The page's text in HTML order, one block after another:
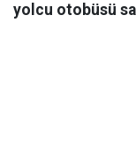
yolcu otobüsü